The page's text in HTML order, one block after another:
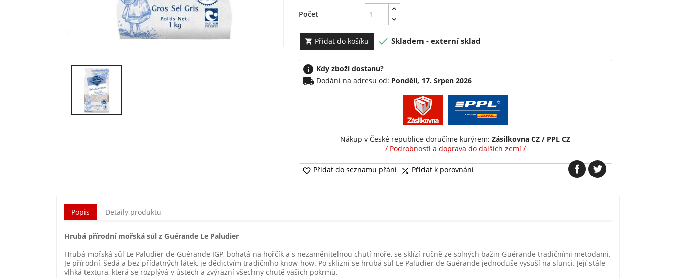
Počet
 Přidat do košíku  Skladem - externí sklad
info Kdy zboží dostanu?
local_shipping Dodání na adresu od: Pondělí, 17. Srpen 2026
Nákup v České republice doručíme kurýrem:Zásilkovna CZ / PPL CZ
/ Podrobnosti a doprava do dalších zemí /
 Přidat do seznamu přání  Přidat k porovnání
Popis Detaily produktu
Hrubá přírodní mořská sůl z Guérande Le Paludier
Hrubá mořská sůl Le Paludier de Guérande IGP, bohatá na hořčík a s nezaměnitelnou chutí moře, se sklízí ručně ze solných bažin Guérande tradičními metodami.
Je přírodní, šedá a bez přídatných látek, je dědictvím tradičního know-how. Po sklizni se hrubá sůl Le Paludier de Guérande jednoduše vysuší na slunci. Její stále
vlhká textura, která se rozplývá v ústech a zvýrazní všechny chutě vašich pokrmů.